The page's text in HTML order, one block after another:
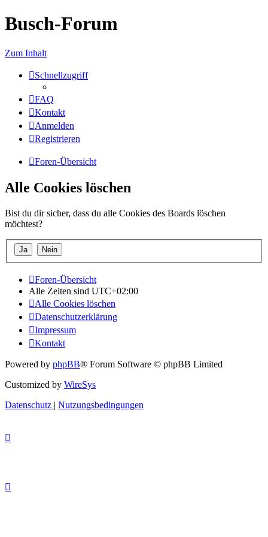
Busch-Forum
Zum Inhalt
Schnellzugriff
FAQ
Kontakt
Anmelden
Registrieren
Foren-Übersicht
Alle Cookies löschen
Bist du dir sicher, dass du alle Cookies des Boards löschen
möchtest?
Foren-Übersicht
Alle Zeiten sind UTC+02:00
Alle Cookies löschen
Datenschutzerklärung
Impressum
Kontakt
Powered by phpBB® Forum Software © phpBB Limited
Customized by WireSys
Datenschutz | Nutzungsbedingungen